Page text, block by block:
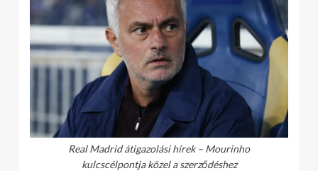
Real Madrid átigazolási hírek – Mourinho
kulcscélpontja közel a szerződéshez